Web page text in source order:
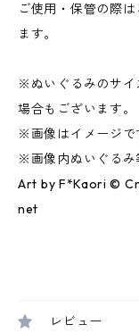
ご使用・保管の際
ます。
※ぬいぐるみのサイ
場合もございます。
※画像はイメージで
※画像内ぬいぐるみ
Art by F*Kaori ©
net
レビュー